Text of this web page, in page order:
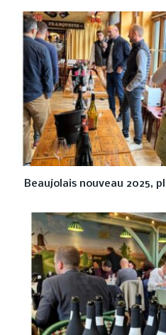
Beaujolais nouveau 2025,